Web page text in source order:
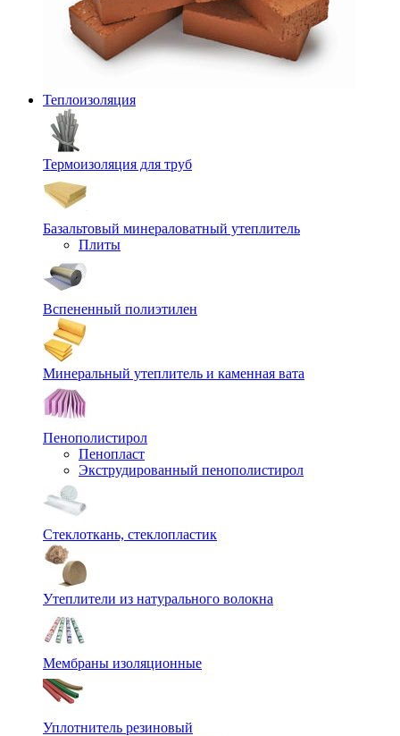
Теплоизоляция
Термоизоляция для труб
Базальтовый минераловатный утеплитель
Плиты
Вспененный полиэтилен
Минеральный утеплитель и каменная вата
Пенополистирол
Пенопласт
Экструдированный пенополистирол
Стеклоткань, стеклопластик
Утеплители из натурального волокна
Мембраны изоляционные
Уплотнитель резиновый